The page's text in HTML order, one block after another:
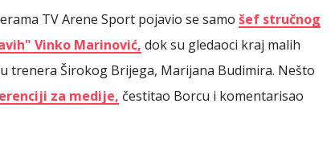
TV Arene Sport pojavio se samo šef stručnog
Vinko Marinović, dok su gledaoci kraj malih
trenera Širokog Brijega, Marijana Budimira. Nešto
za medije, čestitao Borcu i komentarisao